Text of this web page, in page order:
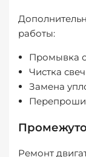
работы:
Промывка
Чистка
Замена
Ремонт